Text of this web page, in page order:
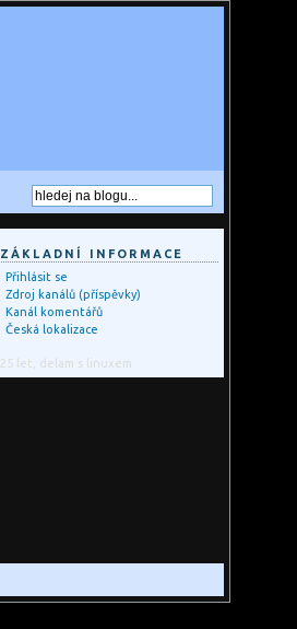
ZÁKLADNÍ INFORMACE
Přihlásit se
Zdroj kanálů (příspěvky)
Kanál komentářů
Česká lokalizace
25 let, delam s linuxem